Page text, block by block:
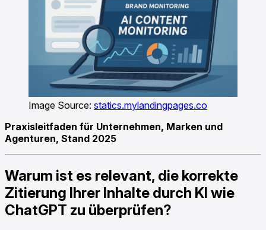
Image Source: statics.mylandingpages.co
Praxisleitfaden für Unternehmen, Marken und
Agenturen, Stand 2025
Warum ist es relevant, die korrekte
Zitierung Ihrer Inhalte durch KI wie
ChatGPT zu überprüfen?